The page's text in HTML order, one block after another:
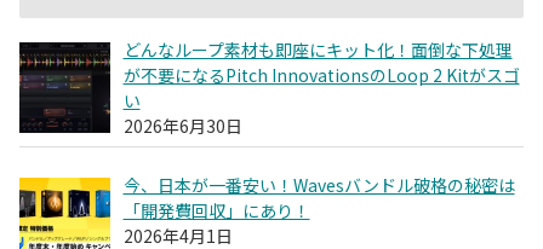
どんなループ素材も即座にキット化！面倒な下処理
が不要になるPitch InnovationsのLoop 2 Kitがスゴ
い
2026年6月30日
今、日本が一番安い！Wavesバンドル破格の秘密は
「開発費回収」にあり！
2026年4月1日